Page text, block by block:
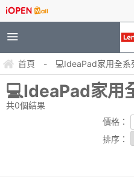
首頁 - 💻IdeaPad家用全系
💻IdeaPad家用
共0個結果
價格：
排序：